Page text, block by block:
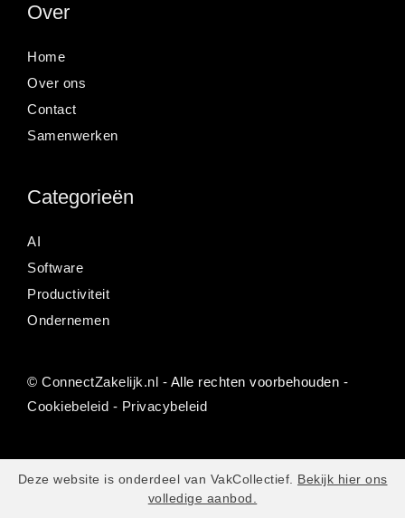
Over
Home
Over ons
Contact
Samenwerken
Categorieën
AI
Software
Productiviteit
Ondernemen
© ConnectZakelijk.nl - Alle rechten voorbehouden -
Cookiebeleid - Privacybeleid
Deze website is onderdeel van VakCollectief. Bekijk hier ons
volledige aanbod.